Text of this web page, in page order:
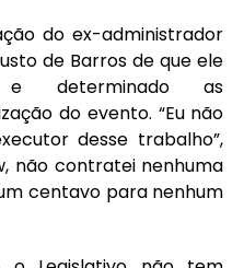
do ex-administrador
de Barros de que ele
e determinado as
do evento. “Eu não
desse trabalho”,
não contratei nenhuma
centavo para nenhum